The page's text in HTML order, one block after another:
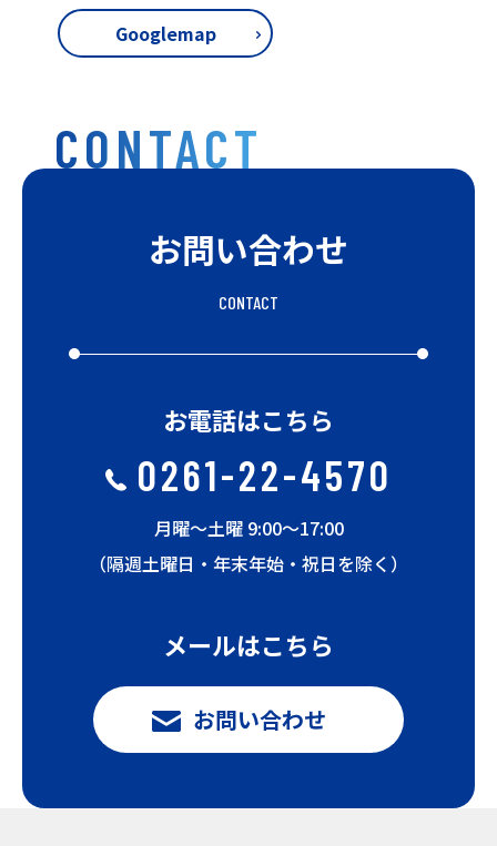
Googlemap
CONTACT
お問い合わせ
CONTACT
お電話はこちら
0261-22-4570
月曜〜土曜 9:00〜17:00
（隔週土曜日・年末年始・祝日を除く）
メールはこちら
お問い合わせ